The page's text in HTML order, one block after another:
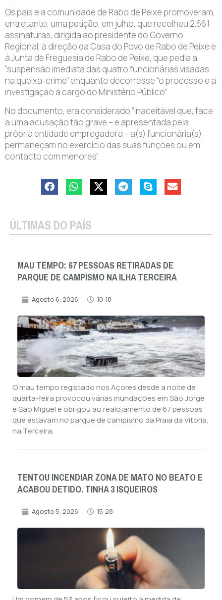
Os pais e a comunidade de Rabo de Peixe promoveram,
entretanto, uma petição, em julho, que recolheu 2.661
assinaturas, dirigida ao presidente do Governo
Regional, à direção da Casa do Povo de Rabo de Peixe e
à Junta de Freguesia de Rabo de Peixe, que pedia a
“suspensão imediata das quatro funcionárias visadas
na queixa-crime” enquanto decorresse “o processo e a
investigação a cargo do Ministério Público”.
No documento, era considerado “inaceitável que, face
a uma acusação tão grave – e apresentada pela
própria entidade empregadora – a(s) funcionária(s)
permaneçam no exercício das suas funções ou em
contacto com menores”.
ÚLTIMAS DO PAÍS
MAU TEMPO: 67 PESSOAS RETIRADAS DE
PARQUE DE CAMPISMO NA ILHA TERCEIRA
Agosto 6, 2026 10:18
O mau tempo registado nos Açores desde a noite de
quarta-feira provocou várias inundações em São Jorge
e São Miguel e obrigou ao realojamento de 67 pessoas
que estavam no parque de campismo da Praia da Vitória,
na Terceira.
TENTOU INCENDIAR ZONA DE MATO NO BEATO E
ACABOU DETIDO. TINHA 3 ISQUEIROS
Agosto 5, 2026 15:28